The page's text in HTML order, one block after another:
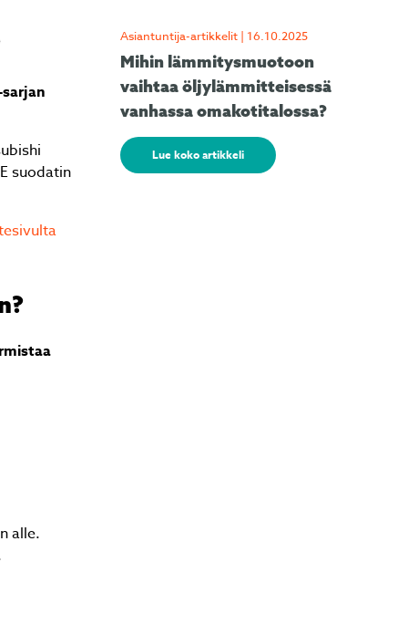
suodatin
alle.
Asiantuntija-artikkelit | 16.10.2025
Mihin lämmitysmuotoon
vaihtaa öljylämmitteisessä
vanhassa omakotitalossa?
Lue koko artikkeli